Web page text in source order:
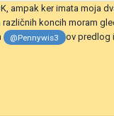
ampak ker imata moja
koncih moram
@Pennywis3
ov predlog